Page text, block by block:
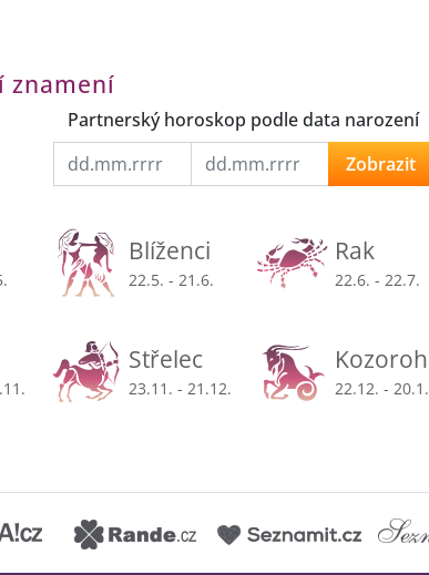
znamení
Partnerský horoskop podle data narození
Zobrazit
Blíženci
22.5. - 21.6.
Rak
22.6. - 22.7.
Střelec
23.11. - 21.12.
Kozoroh
22.12. - 20.1.